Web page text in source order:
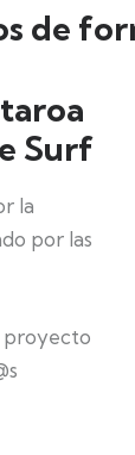
de
Surf
la
por las
proyecto